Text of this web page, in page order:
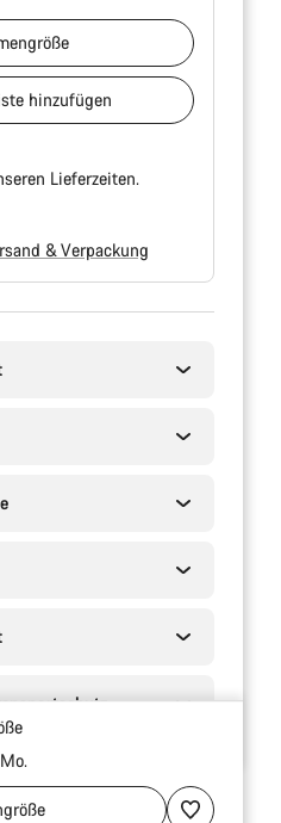
hinzufügen
Lieferzeiten.
& Verpackung